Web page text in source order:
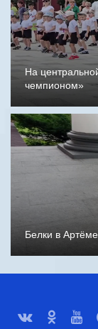
На
чемпионом»
Белки в